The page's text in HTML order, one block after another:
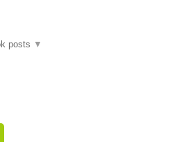
posts ▼